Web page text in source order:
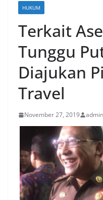
HUKUM
Terkait
Tunggu
Diajukan
Travel
November 27, 2019 admin